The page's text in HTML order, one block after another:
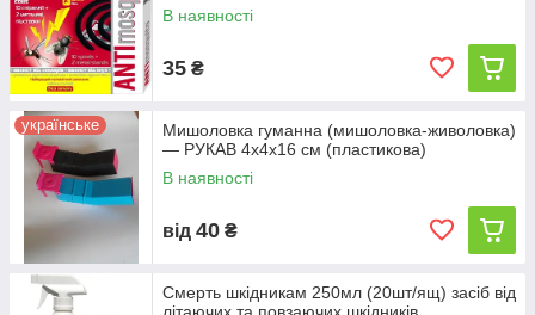
В наявності
35 ₴
українське
Мишоловка гуманна (мишоловка-живоловка)
— РУКАВ 4х4х16 см (пластикова)
В наявності
від 40 ₴
Смерть шкідникам 250мл (20шт/ящ) засіб від